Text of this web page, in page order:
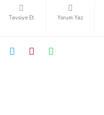
Tavsiye Et Yorum Yaz